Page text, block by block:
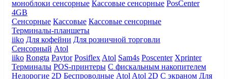
моноблоки сенсорные Кассовые сенсорные PosCenter
4GB
Сенсорные Кассовые Кассовые сенсорные
Терминалы-планшеты
iiko Для кофейни Для розничной торговли
Сенсорный Atol
iiko Rongta Paytor Posiflex Atol Sam4s Poscenter Xprinter
Терминалы POS-принтеры С фискальным накопителем
Недорогие 2D Беспроводные Atol Atol 2D С экраном Для